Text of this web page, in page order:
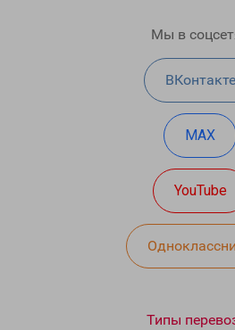
Мы в
ВКонтакте
MAX
YouTube
Типы